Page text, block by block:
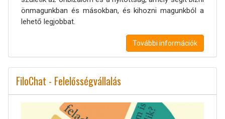
önmagunkban és másokban, és kihozni magunkból a
lehető legjobbat.
További információk
FiloChat - Felelősségvállalás